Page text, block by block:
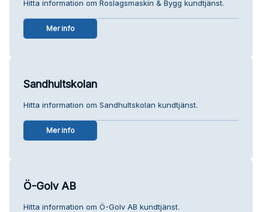
Hitta information om Roslagsmaskin & Bygg kundtjänst.
Mer info
Sandhultskolan
Hitta information om Sandhultskolan kundtjänst.
Mer info
Ö-Golv AB
Hitta information om Ö-Golv AB kundtjänst.